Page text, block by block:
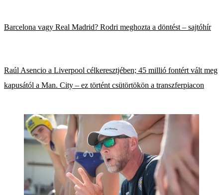
Barcelona vagy Real Madrid? Rodri meghozta a döntést – sajtóhír
Raúl Asencio a Liverpool célkeresztjében; 45 millió fontért vált meg
kapusától a Man. City – ez történt csütörtökön a transzferpiacon